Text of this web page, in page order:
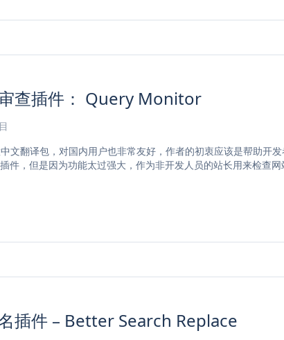
查插件： Query Monitor
文翻译包，对国内用户也非常友好，作者的初衷应该是帮助开
件，但是因为功能太过强大，作为非开发人员的站长用来检查
插件 – Better Search Replace